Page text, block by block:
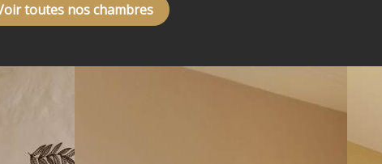
toutes nos chambres